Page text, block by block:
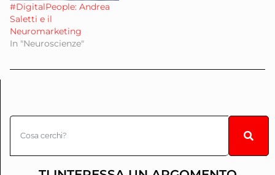
#DigitalPeople: Andrea
Saletti e il
Neuromarketing
In "Neuroscienze"